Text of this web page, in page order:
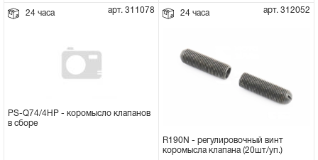
Элементы управления, тросики на
Навесное и запчасти к нему
24 часа арт. 311078
PS-Q74/4HP - коромысло клапанов
в сборе
24 часа арт. 312052
R190N - регулировочный винт
коромысла клапана (20шт/уп.)